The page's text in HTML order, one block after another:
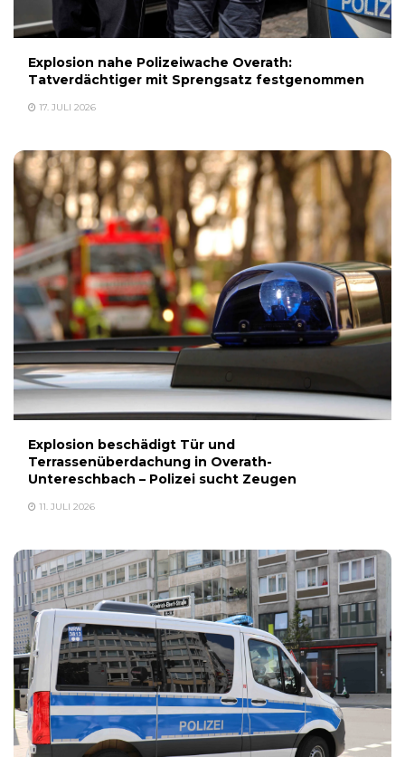
Explosion nahe Polizeiwache Overath:
Tatverdächtiger mit Sprengsatz festgenommen
17. JULI 2026
Explosion beschädigt Tür und
Terrassenüberdachung in Overath-
Untereschbach – Polizei sucht Zeugen
11. JULI 2026